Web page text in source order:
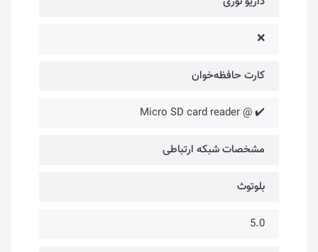
❌
کارت حافظه‌خوان
✔️ @ Micro SD card reader
مشخصات شبکه ارتباطی
بلوتوث
5.0